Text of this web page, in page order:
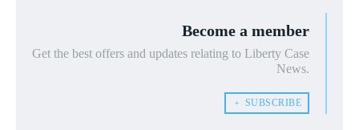
Become a member
Get the best offers and updates relating to Liberty Case
News.
﹢ SUBSCRIBE